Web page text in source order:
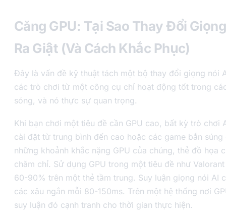
Căng GPU: Tại Sao Thay Đổi
Ra Giật (Và Cách Khắc Phục)
Đây là vấn đề kỹ thuật tách một bộ thay đổi giọng nói
các trò chơi từ một công cụ chỉ hoạt động tốt trong
sóng, và nó thực sự quan trọng.
Khi bạn chơi một tiêu đề cần GPU cao, bất kỳ trò chơi
cài đặt từ trung bình đến cao hoặc các game bắn súng
những khoảnh khắc nặng GPU của chúng, thẻ đồ họa
chăm chỉ. Sử dụng GPU trong một tiêu đề như
60-90% trên một thẻ tầm trung. Suy luận giọng nói AI
các xâu ngắn mỗi 80-150ms. Trên một hệ thống nơi
suy luận đó cạnh tranh cho thời gian thực hiện.